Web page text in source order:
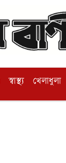
স্বাস্থ্য খেলাধুলা